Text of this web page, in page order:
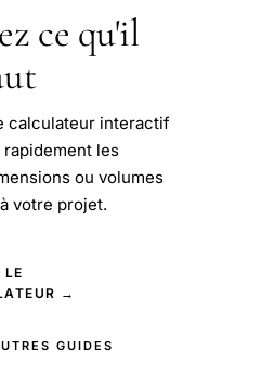
ce qu'il
calculateur interactif
les
ou volumes
votre projet.
LE
→
GUIDES